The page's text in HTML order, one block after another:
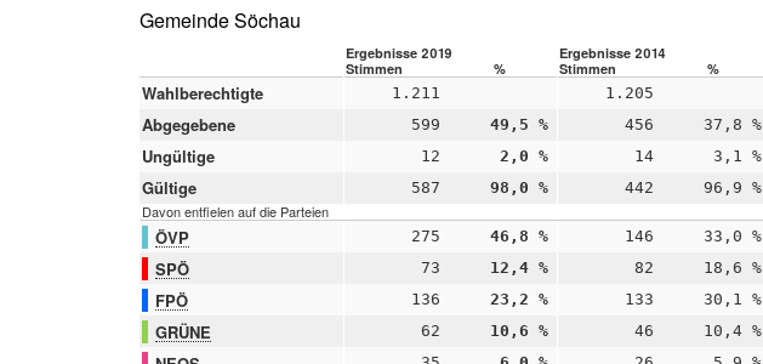
teilgenommen
Gemeinde Söchau
Ergebnisse 2019 Ergebnisse 2014
Stimmen
% Stimmen %
Wahlberechtigte 1.211 1.205
Abgegebene 599 49,5 % 456 37,8 %
Ungültige 12 2,0 % 14 3,1 %
Gültige 587 98,0 % 442 96,9 %
Davon entfielen auf die Parteien
ÖVP 275 46,8 % 146 33,0 %
SPÖ 73 12,4 % 82 18,6 %
FPÖ 136 23,2 % 133 30,1 %
GRÜNE 62 10,6 % 46 10,4 %